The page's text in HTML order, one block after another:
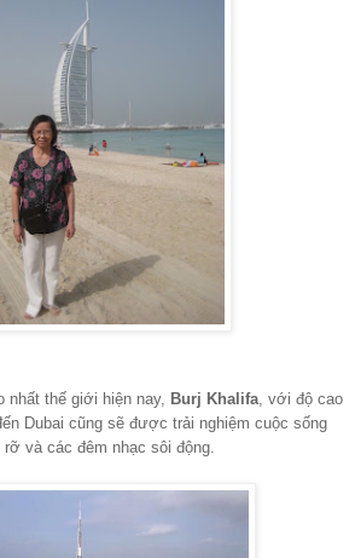
nhất thế giới hiện nay, Burj Khalifa , với độ cao
Dubai cũng sẽ được trải nghiệm cuộc sống
và các đêm nhạc sôi động.